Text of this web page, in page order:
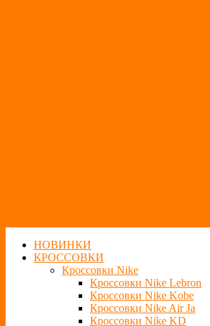
НОВИНКИ
КРОССОВКИ
Кроссовки Nike
Кроссовки Nike Lebron
Кроссовки Nike Kobe
Кроссовки Nike Air Ja
Кроссовки Nike KD